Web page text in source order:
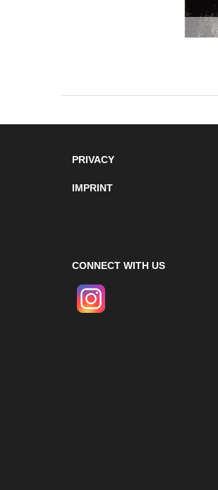
PRIVACY
IMPRINT
CONNECT WITH US